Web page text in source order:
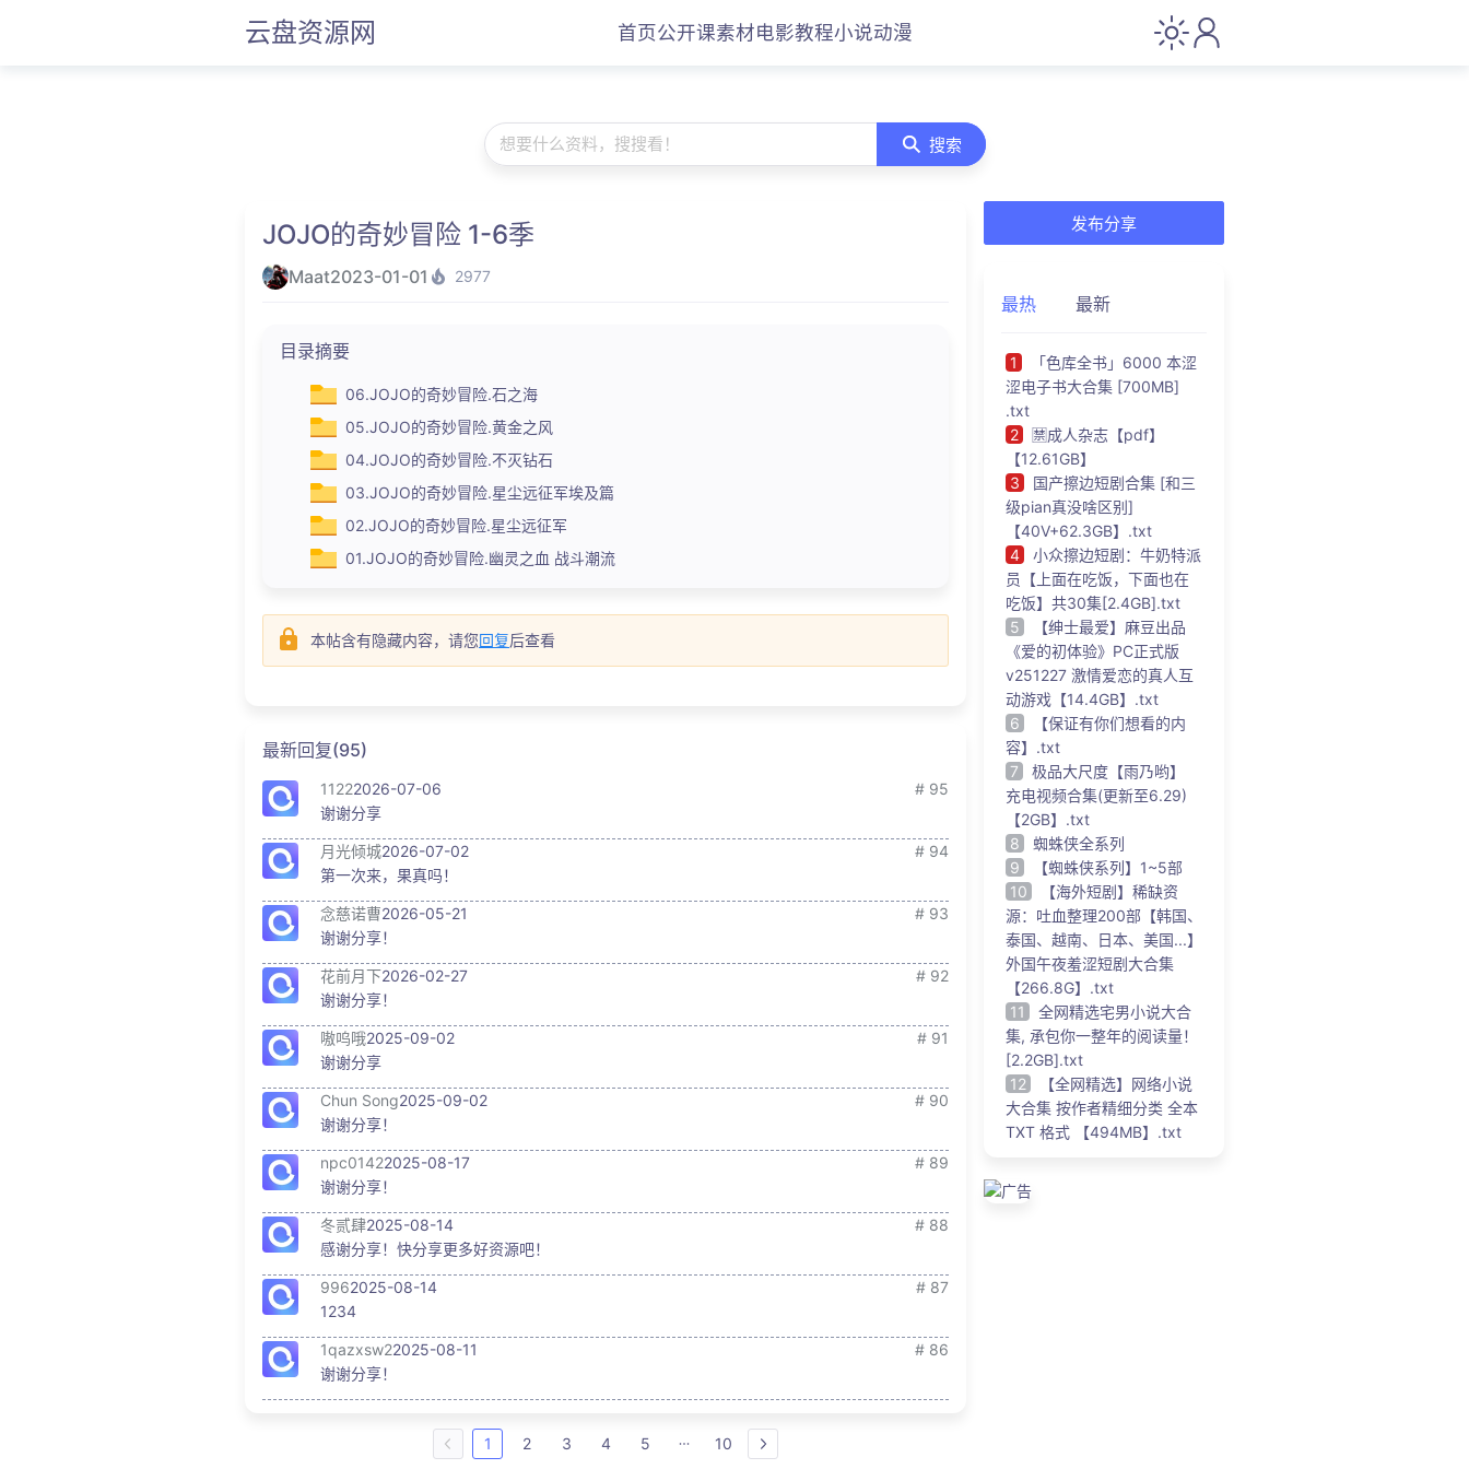
云盘资源网 首页公开课素材电影教程小说动漫
想要什么资料，搜搜看！ 搜索
JOJO的奇妙冒险 1-6季
Maat2023-01-01 2977
目录摘要
06.JOJO的奇妙冒险.石之海
05.JOJO的奇妙冒险.黄金之风
04.JOJO的奇妙冒险.不灭钻石
03.JOJO的奇妙冒险.星尘远征军埃及篇
02.JOJO的奇妙冒险.星尘远征军
01.JOJO的奇妙冒险.幽灵之血 战斗潮流
本帖含有隐藏内容，请您回复后查看
最新回复(95)
11222026-07-06
# 95
谢谢分享
月光倾城2026-07-02
# 94
第一次来，果真吗！
念慈诺曹2026-05-21
# 93
谢谢分享！
花前月下2026-02-27
# 92
谢谢分享！
嗷呜哦2025-09-02
# 91
谢谢分享
Chun Song2025-09-02
# 90
谢谢分享！
npc01422025-08-17
# 89
谢谢分享！
冬贰肆2025-08-14
# 88
感谢分享！快分享更多好资源吧！
9962025-08-14
# 87
1234
1qazxsw22025-08-11
# 86
谢谢分享！
1 2 3 4 5 10
发布分享
最热 最新
1
「色库全书」6000 本涩
涩电子书大合集 [700MB]
.txt
2
🈲成人杂志【pdf】
【12.61GB】
3
国产擦边短剧合集 [和三
级pian真没啥区别]
【40V+62.3GB】.txt
4
小众擦边短剧：牛奶特派
员【上面在吃饭，下面也在
吃饭】共30集[2.4GB].txt
5
【绅士最爱】麻豆出品
《爱的初体验》PC正式版
v251227 激情爱恋的真人互
动游戏【14.4GB】.txt
6
【保证有你们想看的内
容】.txt
7
极品大尺度【雨乃哟】
充电视频合集(更新至6.29)
【2GB】.txt
8
蜘蛛侠全系列
9
【蜘蛛侠系列】1~5部
10
【海外短剧】稀缺资
源：吐血整理200部【韩国、
泰国、越南、日本、美国...】
外国午夜羞涩短剧大合集
【266.8G】.txt
11
全网精选宅男小说大合
集, 承包你一整年的阅读量！
[2.2GB].txt
12
【全网精选】网络小说
大合集 按作者精细分类 全本
TXT 格式 【494MB】.txt